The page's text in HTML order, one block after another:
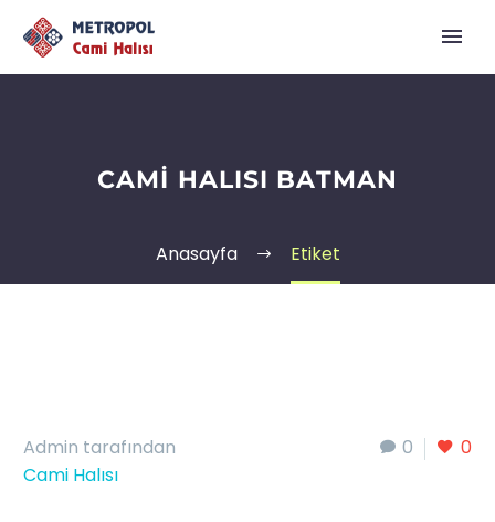
CAMI HALISI BATMAN
Anasayfa Etiket
0 0
Admin tarafından
Cami Halısı